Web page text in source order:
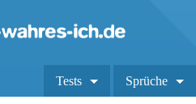
Tests Sprüche